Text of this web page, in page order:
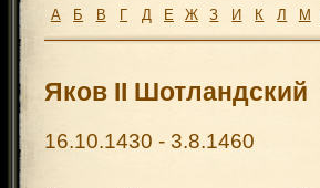
А Б В Г Д Е Ж З И К Л М
Яков II Шотландский
16.10.1430 - 3.8.1460